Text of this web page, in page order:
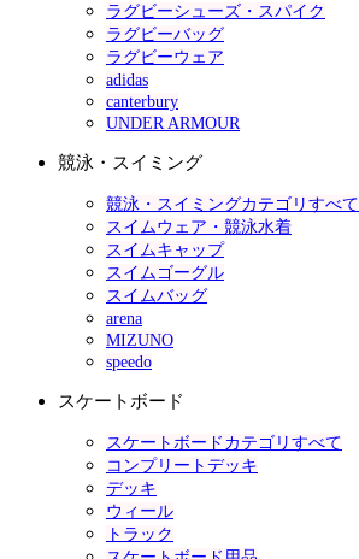
ラグビーシューズ・スパイク
ラグビーバッグ
ラグビーウェア
adidas
canterbury
UNDER ARMOUR
競泳・スイミング
競泳・スイミングカテゴリすべて
スイムウェア・競泳水着
スイムキャップ
スイムゴーグル
スイムバッグ
arena
MIZUNO
speedo
スケートボード
スケートボードカテゴリすべて
コンプリートデッキ
デッキ
ウィール
トラック